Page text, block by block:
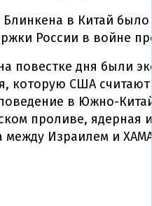
в Китай
России в войне
повестке дня были
которую США
в Южно-
проливе, ядерная
между Израилем и